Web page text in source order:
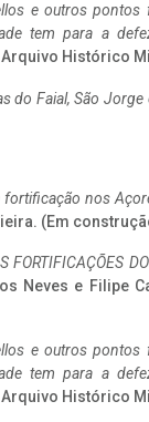
e outros pontos
tem para a
Arquivo Histórico
do Faial, São Jorge
fortificação nos
(Em
FORTIFICAÇÕES
Neves e Filipe
e outros pontos
tem para a
Arquivo Histórico